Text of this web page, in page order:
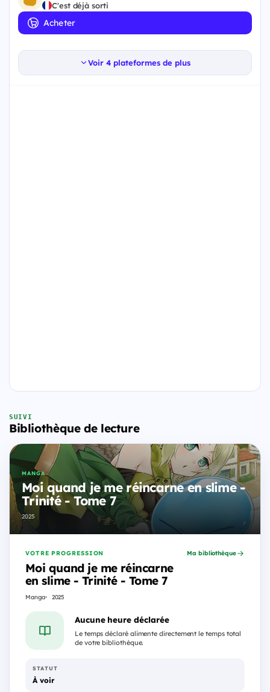
C'est déjà sorti
Acheter
Voir 4 plateformes de plus
SUIVI
Bibliothèque de lecture
MANGA
Moi quand je me réincarne en slime -
Trinité - Tome 7
2025
VOTRE PROGRESSION
Moi quand je me réincarne
en slime - Trinité - Tome 7
Manga 2025
Ma bibliothèque
Aucune heure déclarée
Le temps déclaré alimente directement le temps total
de votre bibliothèque.
STATUT
À voir